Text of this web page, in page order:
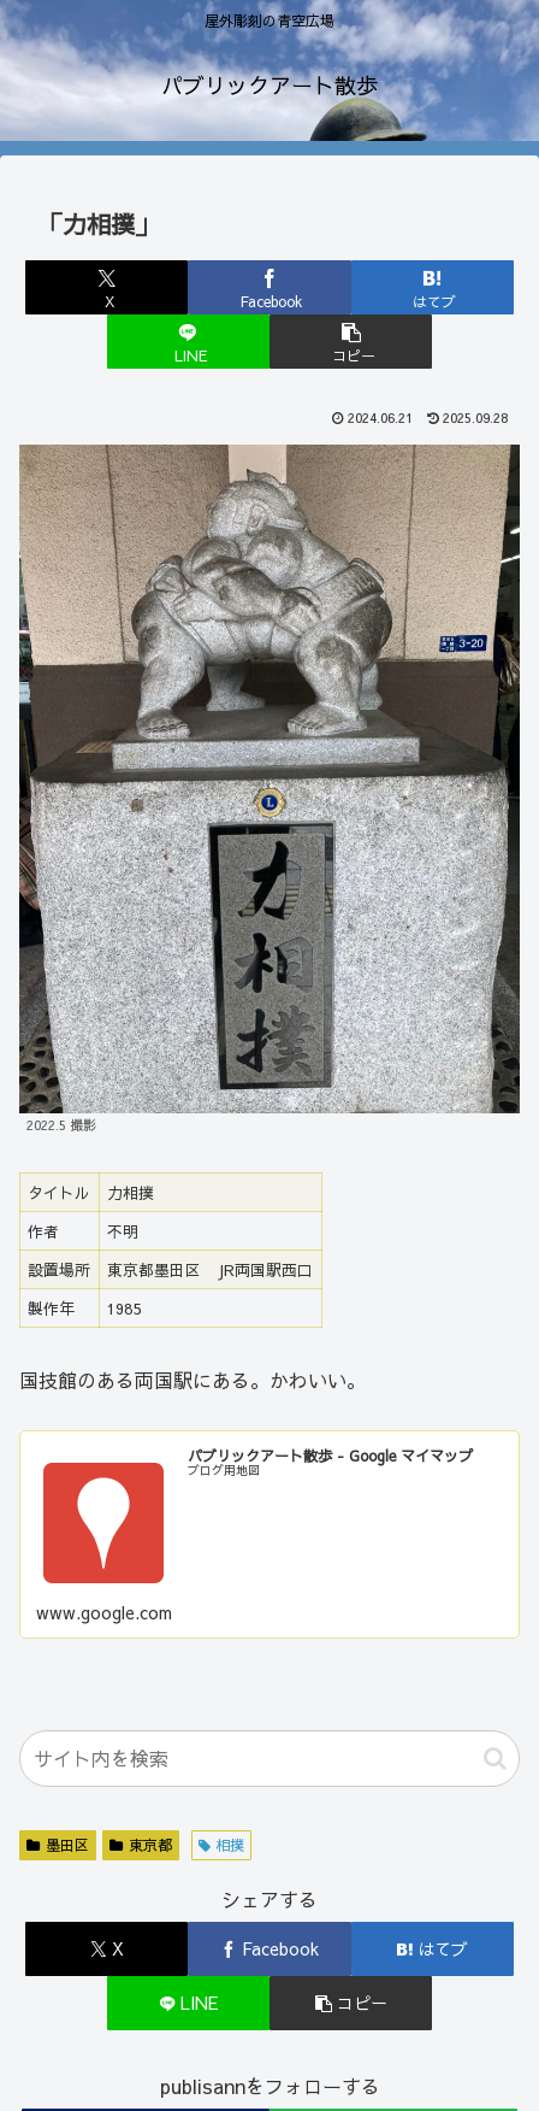
屋外彫刻の青空広場
パブリックアート散歩
「力相撲」
X Facebook はてブ
LINE コピー
2024.06.21 2025.09.28
2022.5 撮影
タイトル
力相撲
作者
不明
設置場所
東京都墨田区 JR両国駅西口
製作年
1985
国技館のある両国駅にある。かわいい。
パブリックアート散歩 - Google マイマップ
ブログ用地図
www.google.com
墨田区 東京都 相撲
シェアする
X Facebook はてブ
LINE コピー
publisannをフォローする